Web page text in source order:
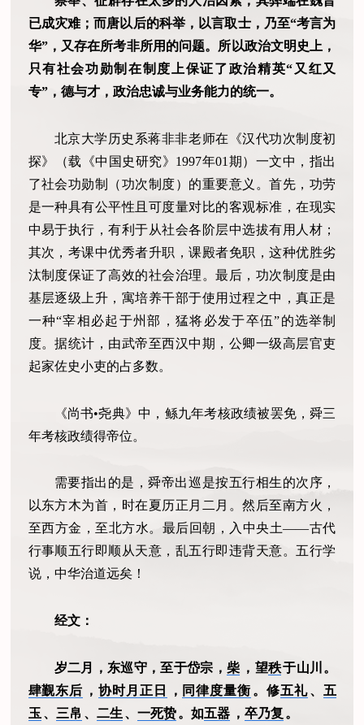
已成灾难；而唐以后的科举，以言取士，乃至“考言为
华”，又存在所考非所用的问题。所以政治文明史上，
只有社会功勋制在制度上保证了政治精英“又红又
专”，德与才，政治忠诚与业务能力的统一。
北京大学历史系蒋非非老师在《汉代功次制度初
探》（载《中国史研究》1997年01期）一文中，指出
了社会功勋制（功次制度）的重要意义。首先，功劳
是一种具有公平性且可度量对比的客观标准，在现实
中易于执行，有利于从社会各阶层中选拔有用人材；
其次，考课中优秀者升职，课殿者免职，这种优胜劣
汰制度保证了高效的社会治理。最后，功次制度是由
基层逐级上升，寓培养干部于使用过程之中，真正是
一种“宰相必起于州部，猛将必发于卒伍”的选举制
度。据统计，由武帝至西汉中期，公卿一级高层官吏
起家佐史小吏的占多数。
《尚书•尧典》中，鲧九年考核政绩被罢免，舜三
年考核政绩得帝位。
需要指出的是，舜帝出巡是按五行相生的次序，
以东方木为首，时在夏历正月二月。然后至南方火，
至西方金，至北方水。最后回朝，入中央土——古代
行事顺五行即顺从天意，乱五行即违背天意。五行学
说，中华治道远矣！
经文：
岁二月，东巡守，至于岱宗，柴 ，望秩于山川。
肆觐东后 ，协时月正日 ， 同律度量衡 。修五礼、 五
玉 、 三帛 、 二生 、 一死贽 。如五器 ， 卒乃复 。